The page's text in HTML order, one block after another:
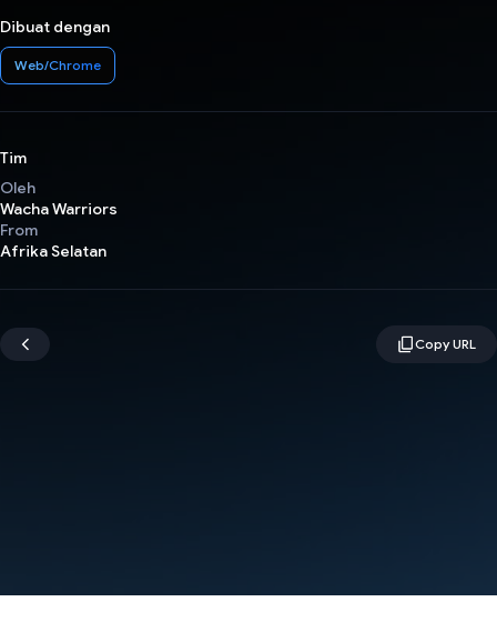
Dibuat dengan
Web/Chrome
Tim
Oleh
Wacha Warriors
From
Afrika Selatan